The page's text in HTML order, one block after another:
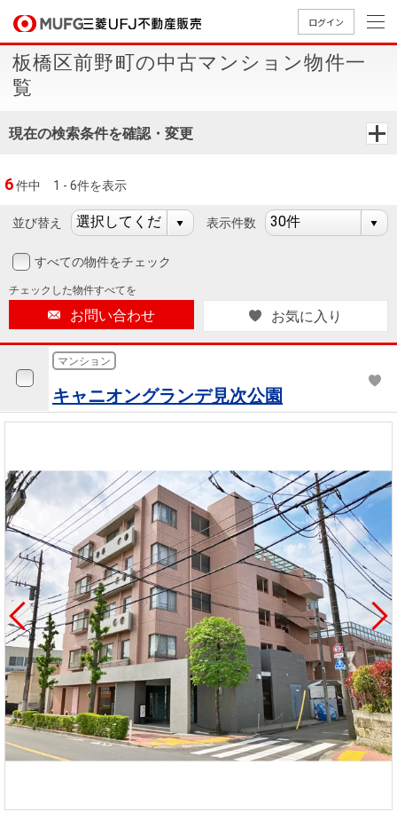
ログイン
買いたいTOP
中古
マン
ショ
ンを
探す
築・
中古
建て
を探
資
用
物
件
を
探
す
用物
件を
探す
購入向け
サービス
住宅ロー
ンシミュ
レーショ
ン
住まい1プ
ラス（お
役立ちコ
ラム）
売りたいTOP
無
料
査
定
却
相
取り
金額
試算
売却向け
サービス
周辺相場
検索
住まい1プ
ラス（お
役立ちコ
ラム）
住まいと
暮らしの
税金の本
売却ガイ
ド
店舗案内TOP
店舗のご
案内（首
都圏）
古屋）
案内（関
西）
会社情報TOP
ごあいさ
つ
Way
経営ビジ
ョン
沿革
本社地
ニュース
会社案内
（電子ブ
ック版）
採用情報TOP
新卒採用
情報
買いたい
売りたい
店舗案内
会社情報
採用情報
法人のお客さま
提携企業にお勤めの方
閉じる
板橋区前野町の中古マンション物件一
覧
現在の検索条件を確認・変更
6件中 1 - 6件を表示
並び替え 表示件数
すべての物件をチェック
チェックした物件すべてを
お問い合わせ お気に入り
マンション
キャニオングランデ見次公園